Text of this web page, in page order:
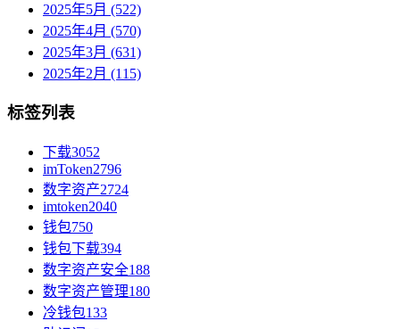
2025年5月 (522)
2025年4月 (570)
2025年3月 (631)
2025年2月 (115)
标签列表
下载3052
imToken2796
数字资产2724
imtoken2040
钱包750
钱包下载394
数字资产安全188
数字资产管理180
冷钱包133